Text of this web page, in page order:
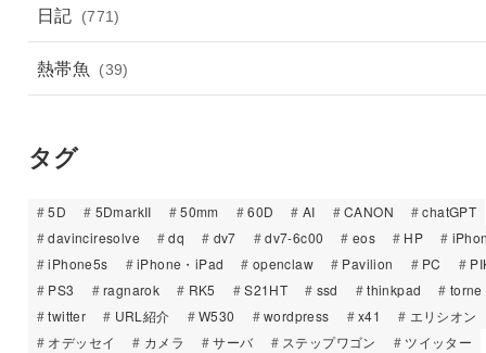
日記 (771)
熱帯魚 (39)
タグ
5D 5DmarkII 50mm 60D AI CANON
chatGPT
davinciresolve
dq dv7 dv7-6c00 eos HP
iPhone5s
iPhone・iPad openclaw Pavilion PC
PS3
ragnarok RK5 S21HT ssd thinkpad
torne
twitter
URL紹介 W530 wordpress x41
エリシオン
オデッセイ
カメラ サーバ ステップワゴン
ツイッター